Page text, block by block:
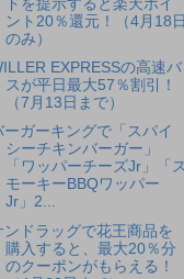
ドを提示すると楽天ポイ
ント20％還元！（4月18日
のみ）
EXPRESSの高速バ
スが平日最大57％割引！
（7月13日まで）
ーガーキングで「スパイ
シーチキンバーガー」
「ワッパーチーズJr」「ス
モーキーBBQワッパー
Jr」2...
ンドラッグで花王商品を
購入すると、最大20％分
のクーポンがもらえる！